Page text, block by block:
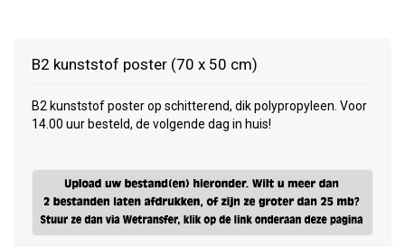
B2 kunststof poster (70 x 50 cm)
B2 kunststof poster op schitterend, dik polypropyleen. Voor
14.00 uur besteld, de volgende dag in huis!